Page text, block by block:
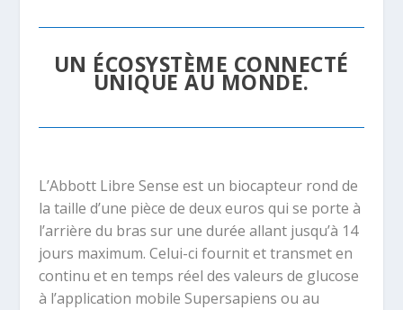
UN ÉCOSYSTÈME CONNECTÉ
UNIQUE AU MONDE.
L’Abbott Libre Sense est un biocapteur rond de
la taille d’une pièce de deux euros qui se porte à
l’arrière du bras sur une durée allant jusqu’à 14
jours maximum. Celui-ci fournit et transmet en
continu et en temps réel des valeurs de glucose
à l’application mobile Supersapiens ou au